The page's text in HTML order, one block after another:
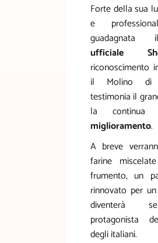
Forte della sua
e
ufficiale
riconoscimento
il Molino di
testimonia il
la continua
miglioramento.
A breve
farine
frumento, un
rinnovato per
diventerà
protagonista
degli italiani.